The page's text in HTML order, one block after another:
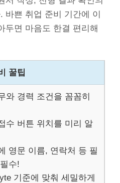
바쁜 취업 준비 기간에 이
두면 마음도 한결 편리해
꿀팁
와 경력 조건을 꼼꼼히
수 버튼 위치를 미리 알
영문 이름, 연락처 등 필
수!
기준에 맞춰 세밀하게